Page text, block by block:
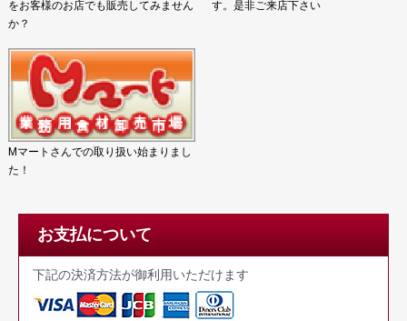
をお客様のお店でも販売してみません
か？
す。是非ご来店下さい
Mマートさんでの取り扱い始まりまし
た！
お支払について
下記の決済方法が御利用いただけます